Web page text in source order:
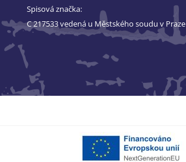
Spisová značka:
C 217533 vedená u Městského soudu v Praze